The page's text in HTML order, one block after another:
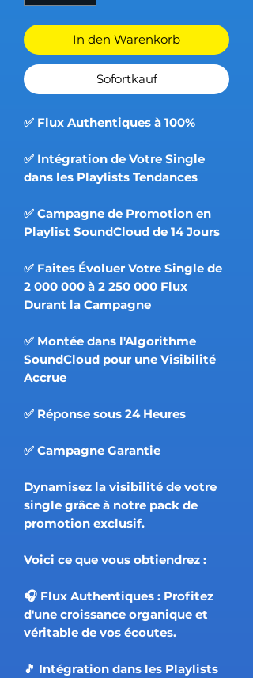
In den Warenkorb
Sofortkauf
✅ Flux Authentiques à 100%
✅ Intégration de Votre Single
dans les Playlists Tendances
✅ Campagne de Promotion en
Playlist SoundCloud de 14 Jours
✅ Faites Évoluer Votre Single de
2 000 000 à 2 250 000 Flux
Durant la Campagne
✅ Montée dans l'Algorithme
SoundCloud pour une Visibilité
Accrue
✅ Réponse sous 24 Heures
✅ Campagne Garantie
Dynamisez la visibilité de votre
single grâce à notre pack de
promotion exclusif.
Voici ce que vous obtiendrez :
🎧 Flux Authentiques : Profitez
d'une croissance organique et
véritable de vos écoutes.
🎵 Intégration dans les Playlists